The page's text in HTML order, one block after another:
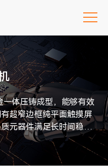
一体压铸成型，能够有效
超窄边框纯平面触摸屏
元器件满足长时间稳定